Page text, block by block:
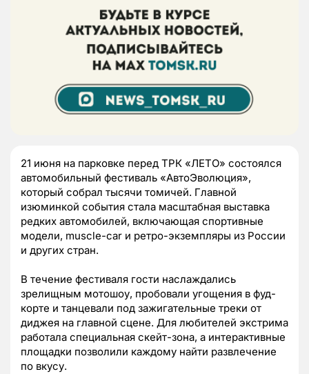
21 июня на парковке перед ТРК «ЛЕТО» состоялся
автомобильный фестиваль «АвтоЭволюция»,
который собрал тысячи томичей. Главной
изюминкой события стала масштабная выставка
редких автомобилей, включающая спортивные
модели, muscle-car и ретро-экземпляры из России
и других стран.
В течение фестиваля гости наслаждались
зрелищным мотошоу, пробовали угощения в фуд-
корте и танцевали под зажигательные треки от
диджея на главной сцене. Для любителей экстрима
работала специальная скейт-зона, а интерактивные
площадки позволили каждому найти развлечение
по вкусу.